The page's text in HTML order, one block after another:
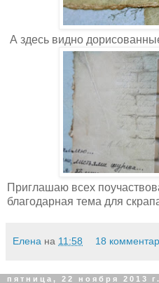
А здесь видно
Приглашаю всех
благодарная тема для
Елена на 11:58 18
пятница, 22 ноября 2013 г.